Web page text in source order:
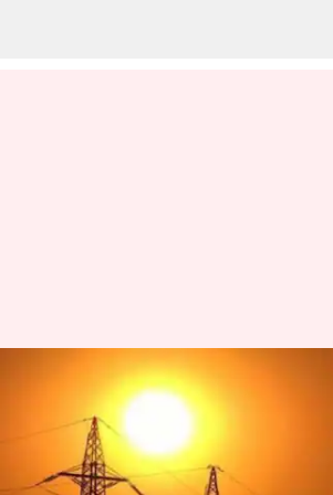
உங்கள்
(ஜனவரி 18)
இருக்கிறதா என